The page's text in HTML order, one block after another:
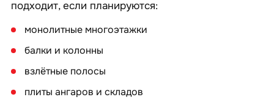
подходит, если планируются:
монолитные многоэтажки
балки и колонны
взлётные полосы
плиты ангаров и складов